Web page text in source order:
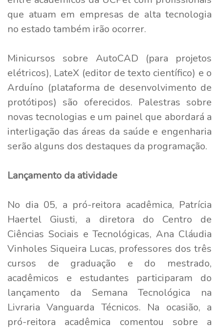
que atuam em empresas de alta tecnologia
no estado também irão ocorrer.
Minicursos sobre AutoCAD (para projetos
elétricos), LateX (editor de texto científico) e o
Arduíno (plataforma de desenvolvimento de
protótipos) são oferecidos. Palestras sobre
novas tecnologias e um painel que abordará a
interligação das áreas da saúde e engenharia
serão alguns dos destaques da programação.
Lançamento da atividade
No dia 05, a pró-reitora acadêmica, Patrícia
Haertel Giusti, a diretora do Centro de
Ciências Sociais e Tecnológicas, Ana Cláudia
Vinholes Siqueira Lucas, professores dos três
cursos de graduação e do mestrado,
acadêmicos e estudantes participaram do
lançamento da Semana Tecnológica na
Livraria Vanguarda Técnicos. Na ocasião, a
pró-reitora acadêmica comentou sobre a